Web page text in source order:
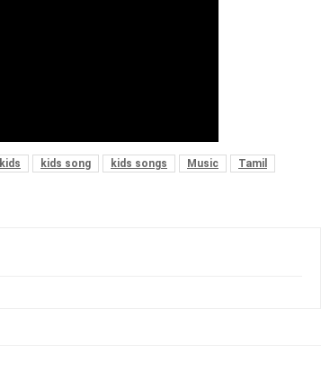
kids kids song kids songs Music
Tamil